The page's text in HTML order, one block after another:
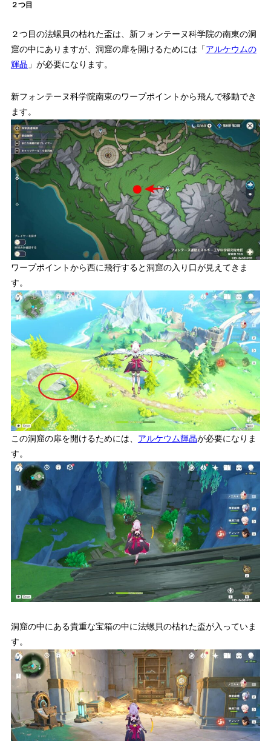
２つ目
２つ目の法螺貝の枯れた盃は、新フォンテーヌ科学院の南東の洞
窟の中にありますが、洞窟の扉を開けるためには「アルケウムの
輝晶 」が必要になります。
新フォンテーヌ科学院南東のワープポイントから飛んで移動でき
ます。
ワープポイントから西に飛行すると洞窟の入り口が見えてきま
す。
この洞窟の扉を開けるためには、 アルケウム輝晶が必要になりま
す。
洞窟の中にある貴重な宝箱の中に法螺貝の枯れた盃が入っていま
す。